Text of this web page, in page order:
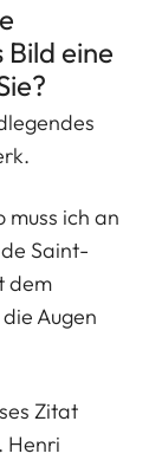
eine
muss ich an
Saint-
dem
Augen
Zitat
Henri